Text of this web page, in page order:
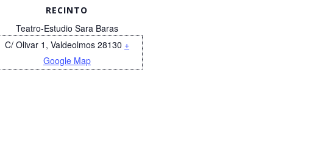
RECINTO
Teatro-Estudio Sara Baras
C/ Olivar 1, Valdeolmos 28130 +
Google Map